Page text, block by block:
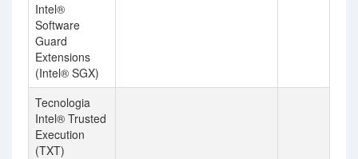
Intel®
Software
Guard
Extensions
(Intel® SGX)
Tecnologia
Intel® Trusted
Execution
(TXT)